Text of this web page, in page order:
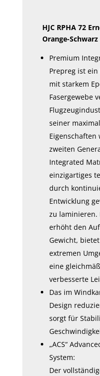
HJC RPHA 72
Orange-Schwarz
Premium
Prepreg ist
mit starkem
Fasergewebe
seiner
zweiten
Integrated
einzigartiges
durch
Entwicklung
zu laminieren.
erhöht den
Gewicht,
extremen
eine
verbesserte
Das im
Design
sorgt für
„ACS“
System:
Der